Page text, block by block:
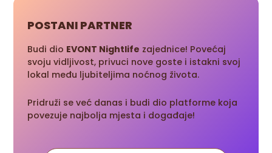
POSTANI PARTNER
Budi dio EVONT Nightlife zajednice! Povećaj
svoju vidljivost, privuci nove goste i istakni svoj
lokal među ljubiteljima noćnog života.
Pridruži se već danas i budi dio platforme koja
povezuje najbolja mjesta i događaje!